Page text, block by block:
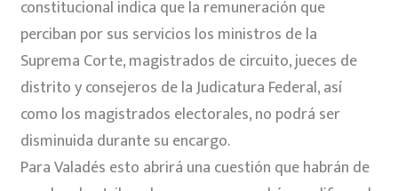
constitucional indica que la remuneración que
perciban por sus servicios los ministros de la
Suprema Corte, magistrados de circuito, jueces de
distrito y consejeros de la Judicatura Federal, así
como los magistrados electorales, no podrá ser
disminuida durante su encargo.
Para Valadés esto abrirá una cuestión que habrán de